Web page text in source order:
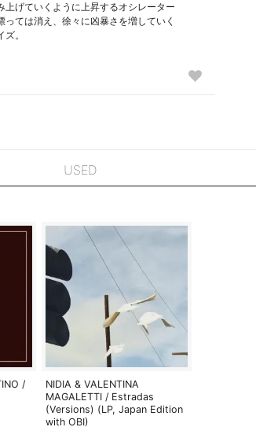
上げていくように上昇するオシレーター
っては消え、徐々に凶暴さを増していく
。
USED
/
NIDIA & VALENTINA
MAGALETTI / Estradas
(Versions) (LP, Japan Edition
with OBI)